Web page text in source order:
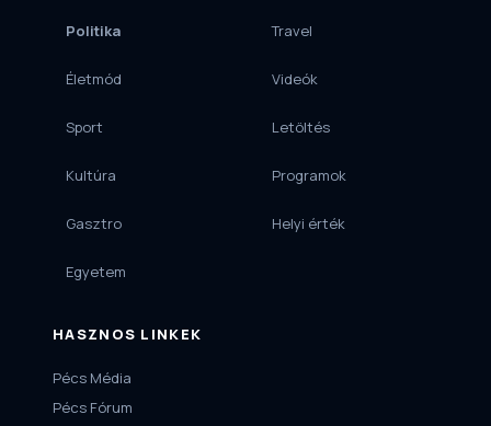
Politika
Életmód
Sport
Kultúra
Gasztro
Egyetem
Travel
Videók
Letöltés
Programok
Helyi érték
HASZNOS LINKEK
Pécs Média
Pécs Fórum